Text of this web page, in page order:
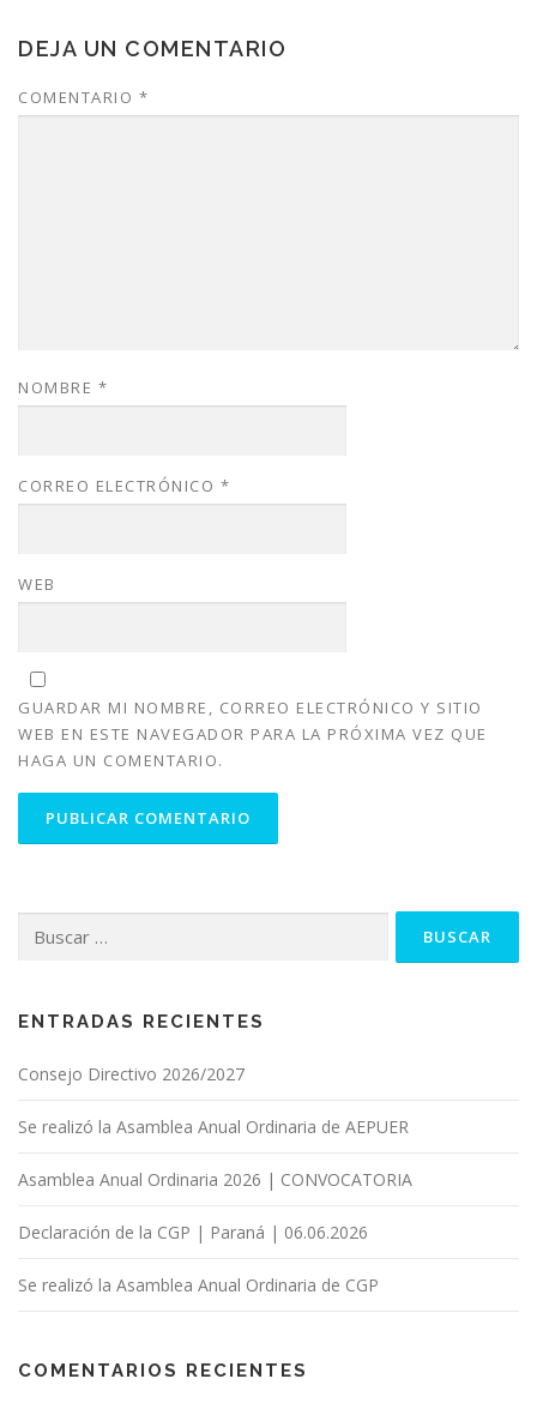
DEJA UN COMENTARIO
COMENTARIO *
NOMBRE *
CORREO ELECTRÓNICO *
WEB
GUARDAR MI NOMBRE, CORREO ELECTRÓNICO Y SITIO
WEB EN ESTE NAVEGADOR PARA LA PRÓXIMA VEZ QUE
HAGA UN COMENTARIO.
ENTRADAS RECIENTES
Consejo Directivo 2026/2027
Se realizó la Asamblea Anual Ordinaria de AEPUER
Asamblea Anual Ordinaria 2026 | CONVOCATORIA
Declaración de la CGP | Paraná | 06.06.2026
Se realizó la Asamblea Anual Ordinaria de CGP
COMENTARIOS RECIENTES